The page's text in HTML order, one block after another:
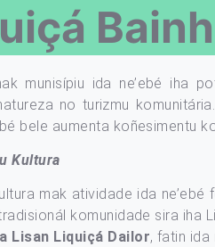
munisípiu ida ne’ebé iha
no turizmu
bele aumenta koñesimentu
Kultura
mak atividade ida
komunidade sira iha
Lisan Liquiçá Dailor, fatin ida